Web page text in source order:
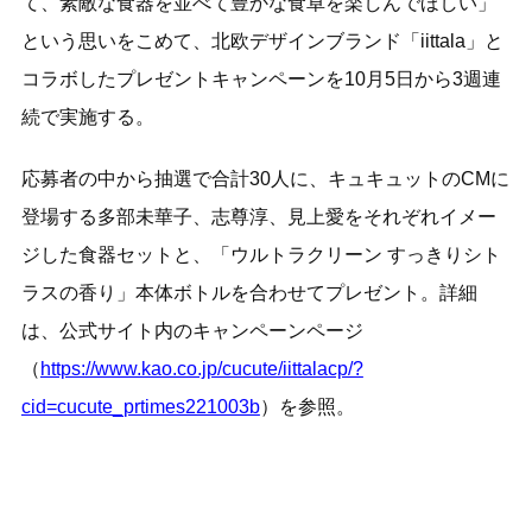
という思いをこめて、北欧デザインブランド「iittala」と
コラボしたプレゼントキャンペーンを10月5日から3週連
続で実施する。
応募者の中から抽選で合計30人に、キュキュットのCMに
登場する多部未華子、志尊淳、見上愛をそれぞれイメー
ジした食器セットと、「ウルトラクリーン すっきりシト
ラスの香り」本体ボトルを合わせてプレゼント。詳細
は、公式サイト内のキャンペーンページ
（ https://www.kao.co.jp/cucute/iittalacp/?
cid=cucute_prtimes221003b）を参照。